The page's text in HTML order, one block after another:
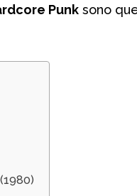
Punk sono